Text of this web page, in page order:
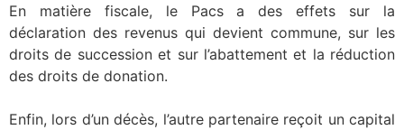
En matière fiscale, le Pacs a des effets sur la
déclaration des revenus qui devient commune, sur les
droits de succession et sur l’abattement et la réduction
des droits de donation.
Enfin, lors d’un décès, l’autre partenaire reçoit un capital